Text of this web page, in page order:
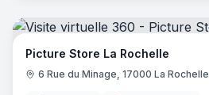
Picture Store La Rochelle
6 Rue du Minage, 17000 La Rochelle